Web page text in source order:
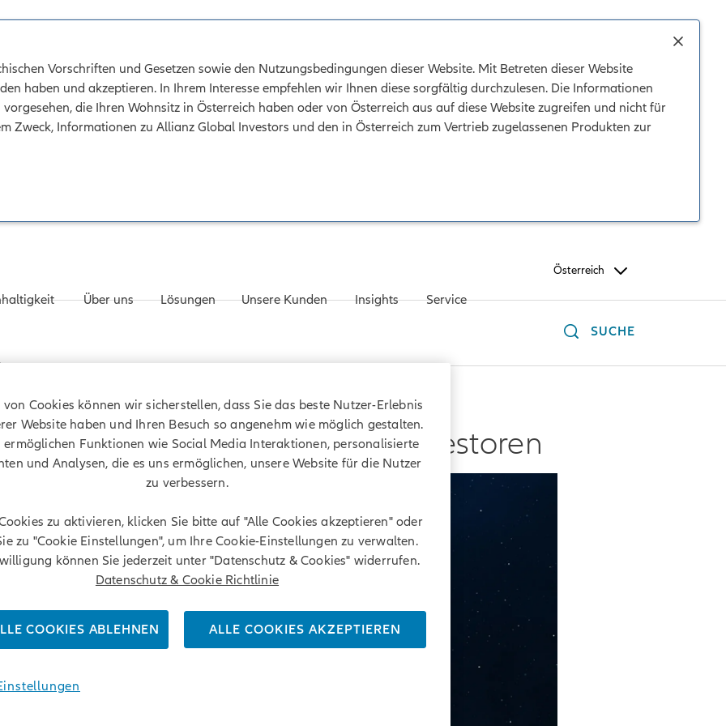
Vorschriften und Gesetzen sowie den Nutzungsbedingungen dieser Website. Mit Betreten dieser Website
haben und akzeptieren. In Ihrem Interesse empfehlen wir Ihnen diese sorgfältig durchzulesen. Die Informationen
die Ihren Wohnsitz in Österreich haben oder von Österreich aus auf diese Website zugreifen und nicht für
Zweck, Informationen zu Allianz Global Investors und den in Österreich zum Vertrieb zugelassenen Produkten zur
Österreich
Über uns Lösungen Unsere Kunden Insights Service
SUCHE
KI-Disruption
Wachstumskatalysator für Investoren
Cookies können wir sicherstellen, dass Sie das beste Nutzer-Erlebnis
Website haben und Ihren Besuch so angenehm wie möglich gestalten.
ermöglichen Funktionen wie Social Media Interaktionen, personalisierte
und Analysen, die es uns ermöglichen, unsere Website für die Nutzer
zu verbessern.
zu aktivieren, klicken Sie bitte auf "Alle Cookies akzeptieren" oder
zu "Cookie Einstellungen", um Ihre Cookie-Einstellungen zu verwalten.
können Sie jederzeit unter "Datenschutz & Cookies" widerrufen.
Datenschutz & Cookie Richtlinie
COOKIES ABLEHNEN ALLE COOKIES AKZEPTIEREN